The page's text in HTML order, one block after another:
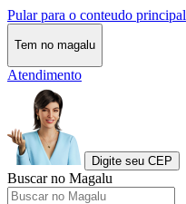
Pular para o conteudo principal
Tem no magalu
Atendimento
Digite seu CEP
Buscar no Magalu